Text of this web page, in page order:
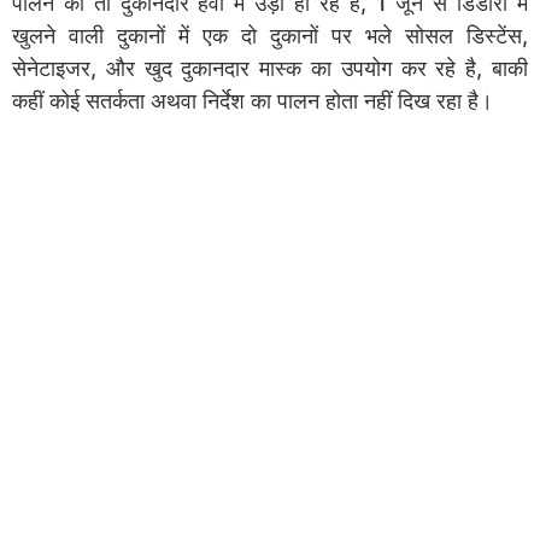
खुलने वाली दुकानों में एक दो दुकानों पर भले सोसल डिस्टेंस,
सेनेटाइजर, और खुद दुकानदार मास्क का उपयोग कर रहे है, बाकी
कहीं कोई सतर्कता अथवा निर्देश का पालन होता नहीं दिख रहा है।